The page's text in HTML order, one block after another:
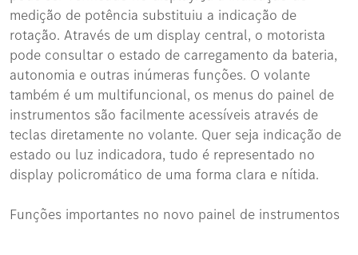
medição de potência substituiu a indicação de
rotação. Através de um display central, o motorista
pode consultar o estado de carregamento da bateria,
autonomia e outras inúmeras funções. O volante
também é um multifuncional, os menus do painel de
instrumentos são facilmente acessíveis através de
teclas diretamente no volante. Quer seja indicação de
estado ou luz indicadora, tudo é representado no
display policromático de uma forma clara e nítida.
Funções importantes no novo painel de instrumentos